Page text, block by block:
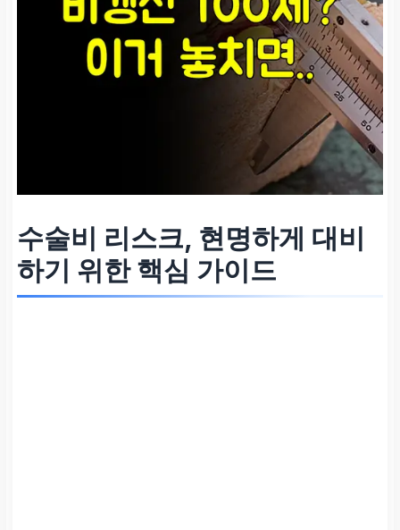
수술비 리스크, 현명하게 대비
하기 위한 핵심 가이드